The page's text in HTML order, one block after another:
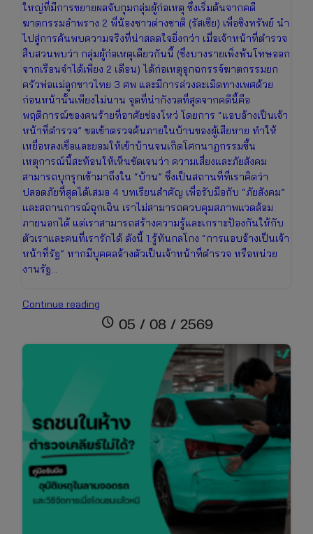
ใหญ่ที่มีการขยายผลจับกุมกลุ่มผู้ก่อเหตุ ซึ่งเริ่มต้นจากคดี
ฆาตกรรมอำพราง 2 พี่น้องชาวต่างชาติ (รัสเซีย) เพื่อชิงทรัพย์ นำ
ไปสู่การค้นพบความจริงที่น่าสลดใจยิ่งกว่า เมื่อเจ้าหน้าที่ตำรวจ
สืบสวนพบว่า กลุ่มผู้ก่อเหตุเดียวกันนี้ (ซึ่งบางรายเพิ่งพ้นโทษออก
จากเรือนจำได้เพียง 2 เดือน) ได้ก่อเหตุอุกฉกรรจ์ฆาตกรรมยก
ครัวพ่อแม่ลูกชาวไทย 3 ศพ และมีการล่วงละเมิดทางเพศด้วย
ก่อนหน้านั้นเพียงไม่นาน จุดที่น่ากังวลที่สุดจากคดีนี้คือ
พฤติการณ์ของคนร้ายที่อาศัยช่องโหว่ โดยการ “แอบอ้างเป็นเจ้า
หน้าที่ตำรวจ” ขอเข้าตรวจค้นภายในบ้านของผู้เสียหาย ทำให้
เหยื่อหลงเชื่อและยอมให้เข้าบ้านจนเกิดโศกนาฏกรรมขึ้น
เหตุการณ์นี้สะท้อนให้เห็นชัดเจนว่า ความเสี่ยงและภัยสังคม
สามารถบุกรุกเข้ามาถึงใน “บ้าน” ซึ่งเป็นสถานที่ที่เราคิดว่า
ปลอดภัยที่สุดได้เสมอ 4 บทเรียนสำคัญ เพื่อรับมือกับ “ภัยสังคม”
และสถานการณ์ฉุกเฉิน เราไม่สามารถควบคุมสภาพแวดล้อม
ภายนอกได้ แต่เราสามารถสร้างความรู้และเกราะป้องกันให้กับ
ตัวเราและคนที่เรารักได้ ดังนี้ 1.รู้ทันกลโกง “การแอบอ้างเป็นเจ้า
หน้าที่รัฐ” หากมีบุคคลอ้างตัวเป็นเจ้าหน้าที่ตำรวจ หรือหน่วย
งานรัฐ…
Continue reading
คดี
บท
เรียน
ภัย
สังคม
วิธี
ปกป้อง
schedule 05 / 08 / 2569